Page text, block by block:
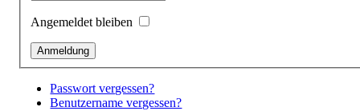
Angemeldet bleiben
Passwort vergessen?
Benutzername vergessen?